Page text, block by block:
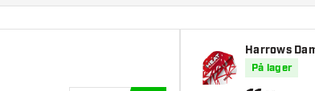
Harrows
På lager